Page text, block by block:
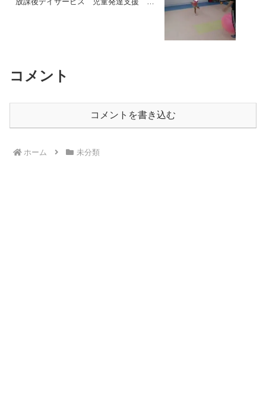
コメント
コメントを書き込む
ホーム 未分類